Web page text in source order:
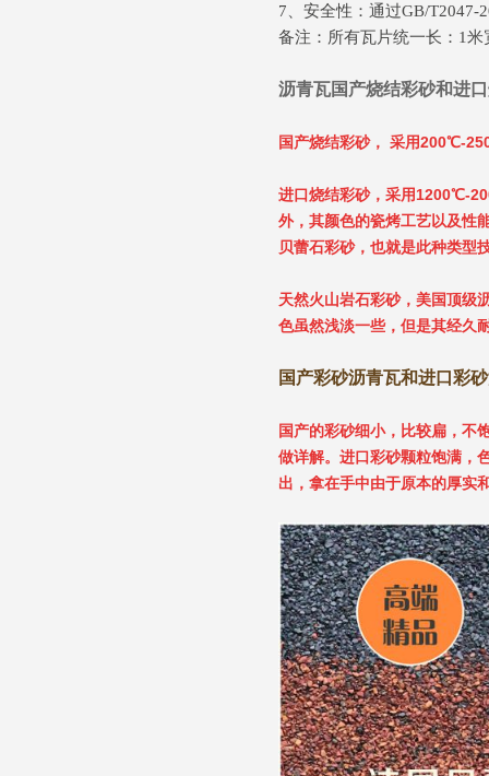
7、安全性：通过GB/T2047-
备注：所有瓦片统一长：1米
沥青瓦国产烧结彩砂和进
国产烧结彩砂， 采用200℃-
进口烧结彩砂，采用1200℃-
外，其颜色的瓷烤工艺以及性
贝蕾石彩砂，也就是此种类型
天然火山岩石彩砂，美国顶级
色虽然浅淡一些，但是其经久
国产彩砂沥青瓦和进口彩
国产的彩砂细小，比较扁，不
做详解。进口彩砂颗粒饱满，
出，拿在手中由于原本的厚实